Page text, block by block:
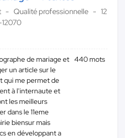
Qualité professionnelle
12
12070
de mariage et
un article sur le
qui me permet de
à l'internaute et
les meilleurs
dans le 11eme
biensur mais
en développant a
440 mots